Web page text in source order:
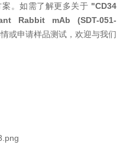
。如需了解更多关于 "CD34
Rabbit mAb (SDT-051-
或申请样品测试，欢迎与我们